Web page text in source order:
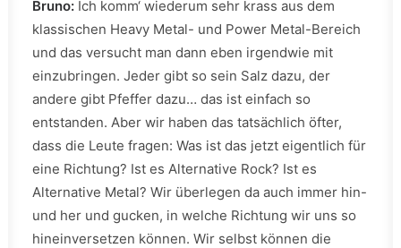
Bruno: Ich komm‘ wiederum sehr krass aus dem
klassischen Heavy Metal- und Power Metal-Bereich
und das versucht man dann eben irgendwie mit
einzubringen. Jeder gibt so sein Salz dazu, der
andere gibt Pfeffer dazu… das ist einfach so
entstanden. Aber wir haben das tatsächlich öfter,
dass die Leute fragen: Was ist das jetzt eigentlich für
eine Richtung? Ist es Alternative Rock? Ist es
Alternative Metal? Wir überlegen da auch immer hin-
und her und gucken, in welche Richtung wir uns so
hineinversetzen können. Wir selbst können die